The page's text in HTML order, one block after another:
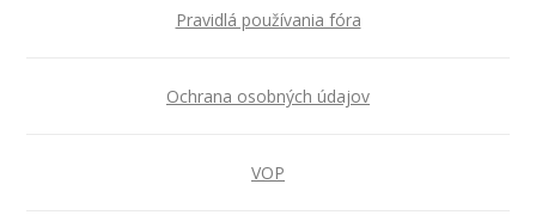
Pravidlá používania fóra
Ochrana osobných údajov
VOP